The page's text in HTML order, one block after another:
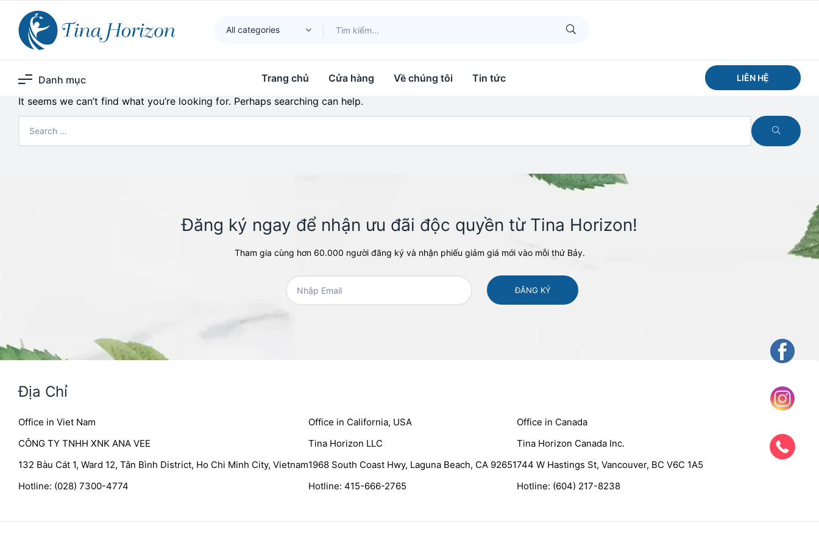
All categories
Danh mục Trang chủ Cửa hàng Về chúng tôi Tin tức LIÊN HỆ
Tina Horizon Tin tức >
It seems we can’t find what you’re looking for. Perhaps searching can help.
Đăng ký ngay để nhận ưu đãi độc quyền từ Tina Horizon!​
Tham gia cùng hơn 60.000 người đăng ký và nhận phiếu giảm giá mới vào mỗi thứ Bảy.
Địa Chỉ
Office in Viet Nam
CÔNG TY TNHH XNK ANA VEE
132 Bàu Cát 1, Ward 12, Tân Bình District, Ho Chi Minh City, Vietnam
Hotline: (028) 7300-4774
Office in California, USA
Tina Horizon LLC
1968 South Coast Hwy, Laguna Beach, CA 92651
Hotline: 415-666-2765
Office in Canada
Tina Horizon Canada Inc.
744 W Hastings St, Vancouver, BC V6C 1A5
Hotline: (604) 217-8238